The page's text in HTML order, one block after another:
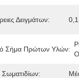
Δειγμάτων:
Σήμα Πρώτων Υλών: